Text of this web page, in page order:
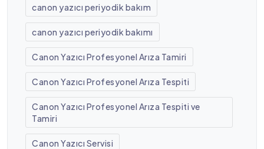
canon yazıcı periyodik bakım
canon yazıcı periyodik bakımı
Canon Yazıcı Profesyonel Arıza Tamiri
Canon Yazıcı Profesyonel Arıza Tespiti
Canon Yazıcı Profesyonel Arıza Tespiti ve
Tamiri
Canon Yazıcı Servisi